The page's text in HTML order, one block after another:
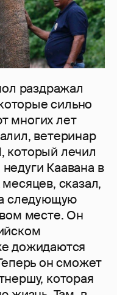
раздражал
сильно
многих лет
ветеринар
который лечил
Каавана в
сказал,
следующую
месте. Он
дожидаются
он сможет
которая